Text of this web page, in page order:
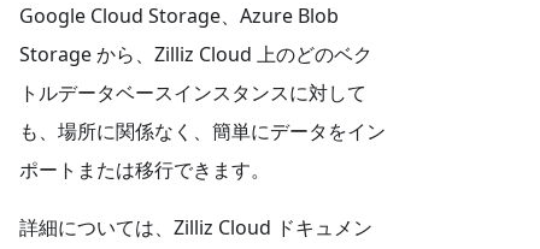
Google Cloud Storage、Azure Blob
Storage から、Zilliz Cloud 上のどのベク
トルデータベースインスタンスに対して
も、場所に関係なく、簡単にデータをイン
ポートまたは移行できます。
詳細については、Zilliz Cloud ドキュメン